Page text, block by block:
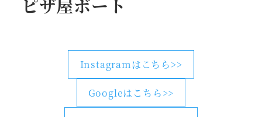
ピザ屋ボート
Instagramはこちら>>
Googleはこちら>>